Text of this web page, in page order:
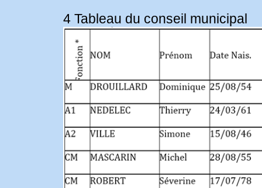
4 Tableau du conseil municipal